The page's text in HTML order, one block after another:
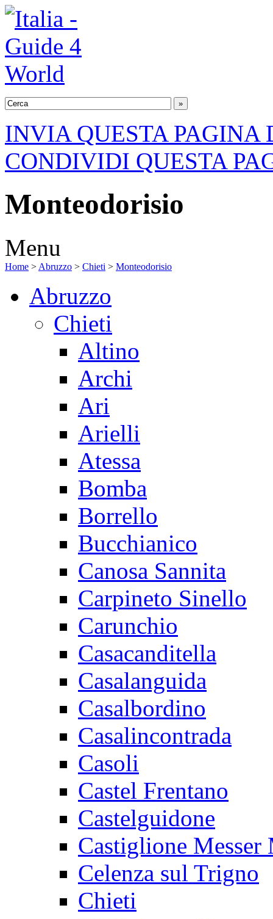
INVIA QUESTA PAGINA
CONDIVIDI QUESTA
Monteodorisio
Menu
Home > Abruzzo > Chieti > Monteodorisio
Abruzzo
Chieti
Altino
Archi
Ari
Arielli
Atessa
Bomba
Borrello
Bucchianico
Canosa Sannita
Carpineto Sinello
Carunchio
Casacanditella
Casalanguida
Casalbordino
Casalincontrada
Casoli
Castel Frentano
Castelguidone
Castiglione Messer
Celenza sul Trigno
Chieti